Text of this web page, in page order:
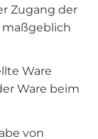
Zugang der
Ware
Ware beim
von